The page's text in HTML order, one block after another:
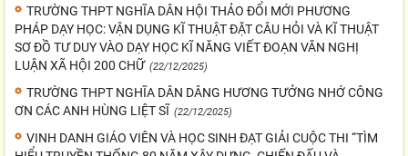
TRƯỜNG THPT NGHĨA DÂN HỘI THẢO ĐỔI MỚI PHƯƠNG
PHÁP DẠY HỌC: VẬN DỤNG KĨ THUẬT ĐẶT CÂU HỎI VÀ KĨ THUẬT
SƠ ĐỒ TƯ DUY VÀO DẠY HỌC KĨ NĂNG VIẾT ĐOẠN VĂN NGHỊ
LUẬN XÃ HỘI 200 CHỮ (22/12/2025)
TRƯỜNG THPT NGHĨA DÂN DÂNG HƯƠNG TƯỞNG NHỚ CÔNG
ƠN CÁC ANH HÙNG LIỆT SĨ (22/12/2025)
VINH DANH GIÁO VIÊN VÀ HỌC SINH ĐẠT GIẢI CUỘC THI “TÌM